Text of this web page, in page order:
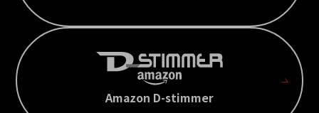
Amazon D-stimmer